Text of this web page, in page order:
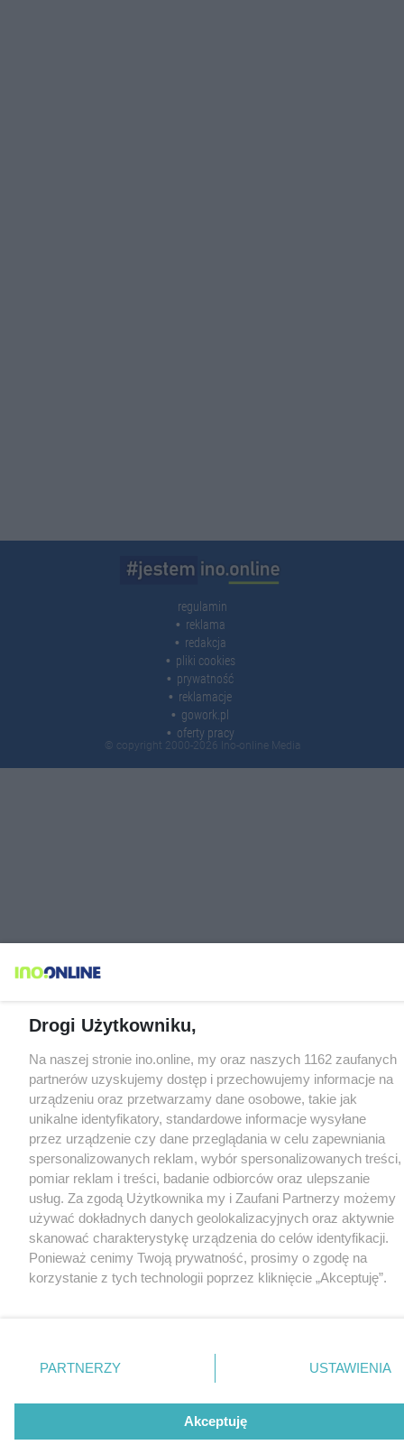
regulamin
reklama
redakcja
pliki cookies
prywatność
reklamacje
gowork.pl
oferty pracy
© copyright 2000-2026 Ino-online Media
Drogi Użytkowniku,
Na naszej stronie ino.online, my oraz naszych 1162 zaufanych
partnerów uzyskujemy dostęp i przechowujemy informacje na
urządzeniu oraz przetwarzamy dane osobowe, takie jak
unikalne identyfikatory, standardowe informacje wysyłane
przez urządzenie czy dane przeglądania w celu zapewniania
spersonalizowanych reklam, wybór spersonalizowanych treści,
pomiar reklam i treści, badanie odbiorców oraz ulepszanie
usług. Za zgodą Użytkownika my i Zaufani Partnerzy możemy
używać dokładnych danych geolokalizacyjnych oraz aktywnie
skanować charakterystykę urządzenia do celów identyfikacji.
Ponieważ cenimy Twoją prywatność, prosimy o zgodę na
korzystanie z tych technologii poprzez kliknięcie „Akceptuję”.
nie wymagają zgody użytkownika, ale masz prawo sprzeciwić
się takiemu przetwarzaniu. Preferencje będą miały
Zapoznaj się z poniższymi informacjami, abyś mógł świadomie
PARTNERZY USTAWIENIA
Akceptuję